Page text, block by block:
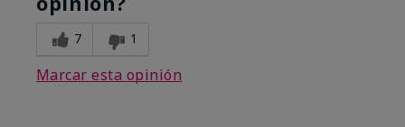
7 1
Marcar esta opinión